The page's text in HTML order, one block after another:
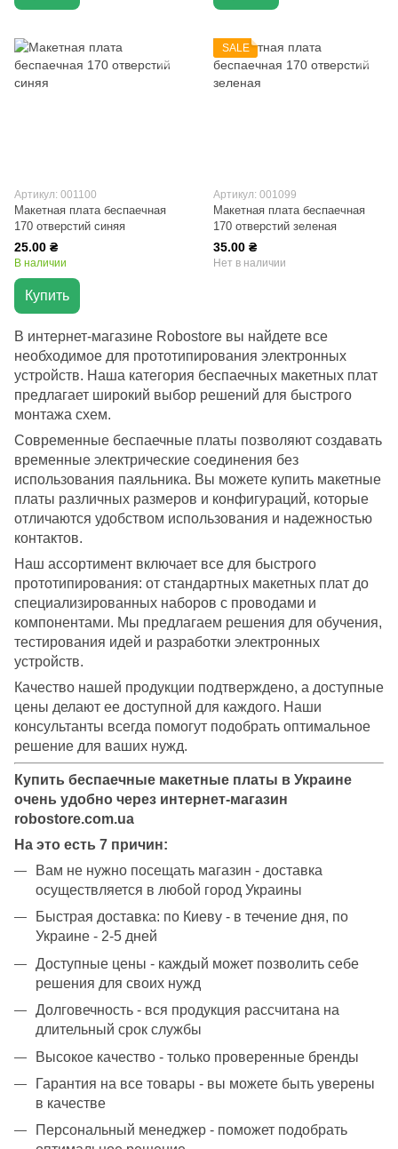
Артикул: 001100
Макетная плата беспаечная
170 отверстий синяя
25.00 ₴
В наличии
Купить
SALE
Артикул: 001099
Макетная плата беспаечная
170 отверстий зеленая
35.00 ₴
Нет в наличии
В интернет-магазине Robostore вы найдете все
необходимое для прототипирования электронных
устройств. Наша категория беспаечных макетных плат
предлагает широкий выбор решений для быстрого
монтажа схем.
Современные беспаечные платы позволяют создавать
временные электрические соединения без
использования паяльника. Вы можете купить макетные
платы различных размеров и конфигураций, которые
отличаются удобством использования и надежностью
контактов.
Наш ассортимент включает все для быстрого
прототипирования: от стандартных макетных плат до
специализированных наборов с проводами и
компонентами. Мы предлагаем решения для обучения,
тестирования идей и разработки электронных
устройств.
Качество нашей продукции подтверждено, а доступные
цены делают ее доступной для каждого. Наши
консультанты всегда помогут подобрать оптимальное
решение для ваших нужд.
Купить беспаечные макетные платы в Украине
очень удобно через интернет-магазин
robostore.com.ua
На это есть 7 причин:
Вам не нужно посещать магазин - доставка
осуществляется в любой город Украины
Быстрая доставка: по Киеву - в течение дня, по
Украине - 2-5 дней
Доступные цены - каждый может позволить себе
решения для своих нужд
Долговечность - вся продукция рассчитана на
длительный срок службы
Высокое качество - только проверенные бренды
Гарантия на все товары - вы можете быть уверены
в качестве
Персональный менеджер - поможет подобрать